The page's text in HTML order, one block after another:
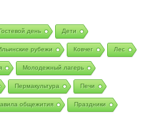
день Дети
рубежи Ковчег Лес
Молодежный лагерь
Пермакультура Печи
общежития Праздники